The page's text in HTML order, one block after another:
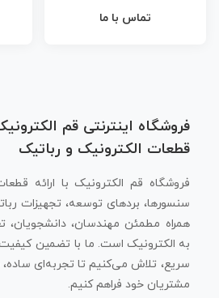
تماس با ما
فروشگاه اینترنتی قم
قطعات الکترونیک و رباتیک
فروشگاه قم الکترونیک با ارائه
سنسورها، بردهای توسعه، تجهیزات
همراه مطمئن مهندسان، دانشجویان،
به الکترونیک است. ما با تضمین
سریع، تلاش می‌کنیم تا تجربه‌ای ساده،
مشتریان خود فراهم کنیم.